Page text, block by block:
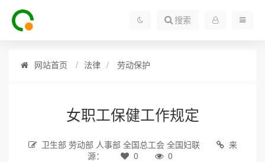
搜索
网站首页 法律 劳动保护
女职工保健工作规定
卫生部 劳动部 人事部 全国总工会 全国妇联
来
源：
0 0